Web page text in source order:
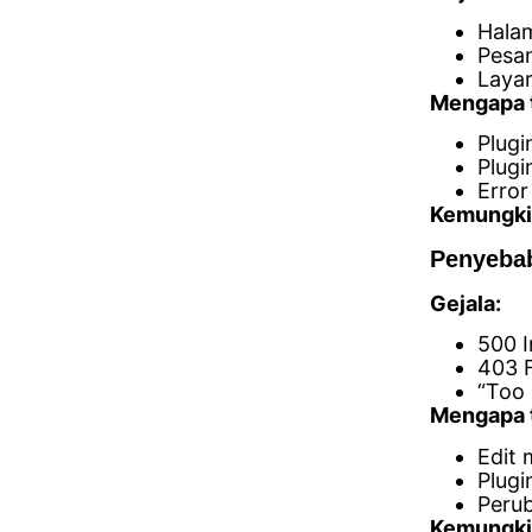
Gejala:
500
403
Edit